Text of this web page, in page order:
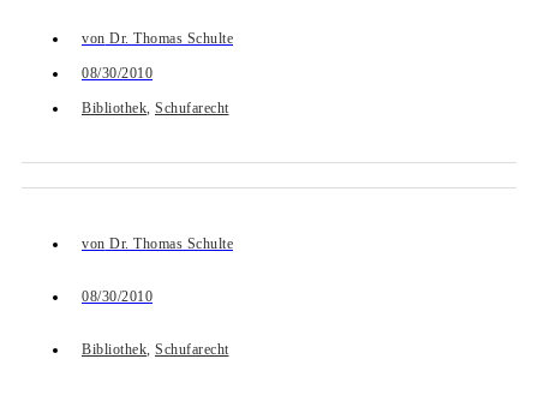
von Dr. Thomas Schulte
08/30/2010
Bibliothek, Schufarecht
von Dr. Thomas Schulte
08/30/2010
Bibliothek, Schufarecht